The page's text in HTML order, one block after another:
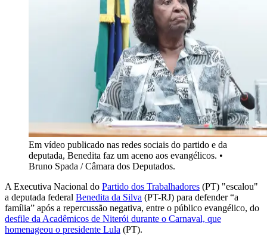
Em vídeo publicado nas redes sociais do partido e da
deputada, Benedita faz um aceno aos evangélicos. •
Bruno Spada / Câmara dos Deputados.
A Executiva Nacional do Partido dos Trabalhadores (PT) "escalou"
a deputada federal Benedita da Silva (PT-RJ) para defender “a
família” após a repercussão negativa, entre o público evangélico, do
desfile da Acadêmicos de Niterói durante o Carnaval, que
homenageou o presidente Lula (PT).